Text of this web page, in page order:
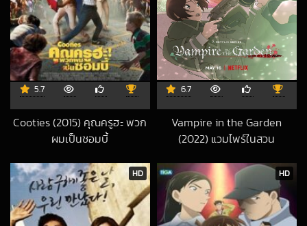
5.7
Cooties (2015) คุณครูฮะ พวก
ผมเป็นซอมบี้
6.7
Vampire in the Garden
(2022) แวมไพร์ในสวน
HD HD